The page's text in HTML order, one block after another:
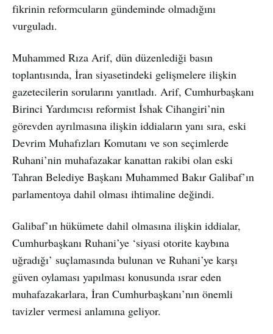
fikrinin reformcuların gündeminde olmadığını
vurguladı.
Muhammed Rıza Arif, dün düzenlediği basın
toplantısında, İran siyasetindeki gelişmelere ilişkin
gazetecilerin sorularını yanıtladı. Arif, Cumhurbaşkanı
Birinci Yardımcısı reformist İshak Cihangiri’nin
görevden ayrılmasına ilişkin iddiaların yanı sıra, eski
Devrim Muhafızları Komutanı ve son seçimlerde
Ruhani’nin muhafazakar kanattan rakibi olan eski
Tahran Belediye Başkanı Muhammed Bakır Galibaf’ın
parlamentoya dahil olması ihtimaline değindi.
Galibaf’ın hükümete dahil olmasına ilişkin iddialar,
Cumhurbaşkanı Ruhani’ye ‘siyasi otorite kaybına
uğradığı’ suçlamasında bulunan ve Ruhani’ye karşı
güven oylaması yapılması konusunda ısrar eden
muhafazakarlara, İran Cumhurbaşkanı’nın önemli
tavizler vermesi anlamına geliyor.